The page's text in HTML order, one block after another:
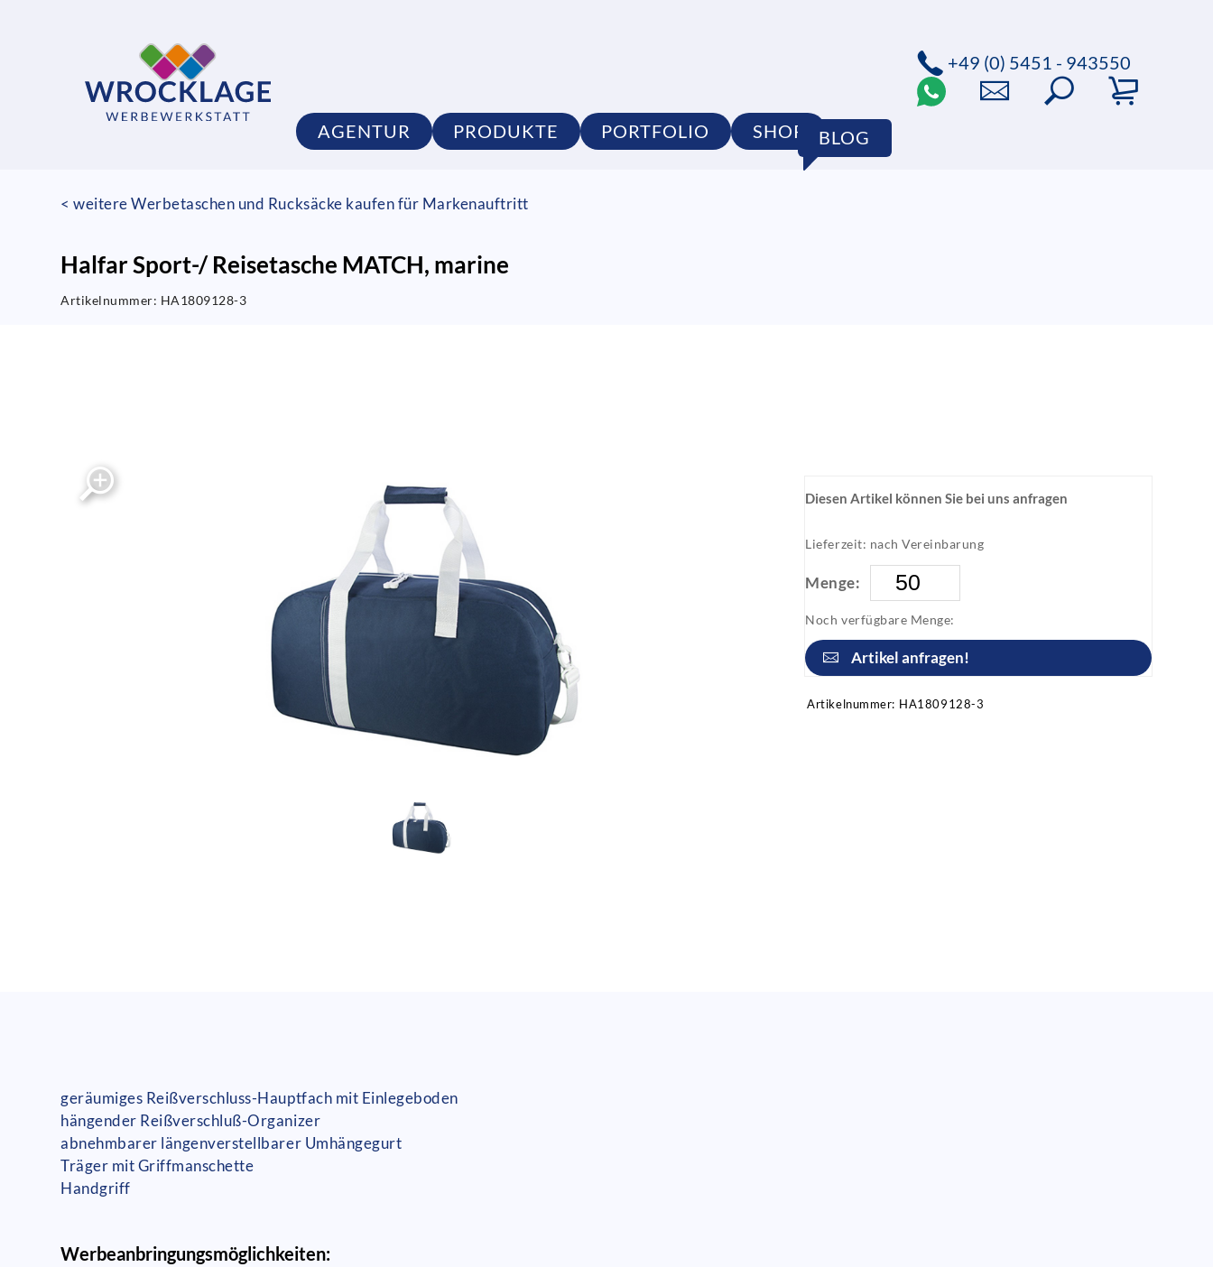
AGENTUR PRODUKTE PORTFOLIO SHOP BLOG
+49 (0) 5451 - 943550
< weitere Werbetaschen und Rucksäcke kaufen für Markenauftritt
Halfar Sport-/ Reisetasche MATCH, marine
Artikelnummer: HA1809128-3
Diesen Artikel können Sie bei uns anfragen
Lieferzeit: nach Vereinbarung
Menge:
Noch verfügbare Menge:
Artikel anfragen!
Artikelnummer: HA1809128-3
geräumiges Reißverschluss-Hauptfach mit Einlegeboden
hängender Reißverschluß-Organizer
abnehmbarer längenverstellbarer Umhängegurt
Träger mit Griffmanschette
Handgriff
Werbeanbringungsmöglichkeiten: